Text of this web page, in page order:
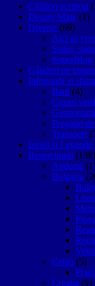
Călători-scriitori
Despre Mine (1)
Diverse (69)
Aici aș
Statui,
SuperBlog
Gânduri pe
Informatii si
Bani (4)
Cazari
Pregătiri
Transport
Istorii si Legende
Restul lumii (138)
Andorra
Bulgaria
Cehia (5)
Croatia (9)